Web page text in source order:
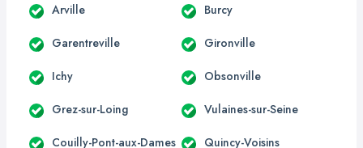
Arville Burcy
Garentreville Gironville
Ichy Obsonville
Grez-sur-Loing Vulaines-sur-Seine
Couilly-Pont-aux-Dames Quincy-Voisins